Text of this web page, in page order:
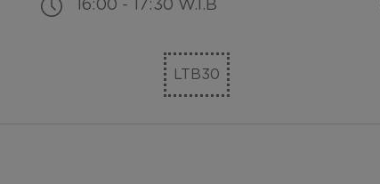
16:00 - 17:30 W.I.B
LTB30